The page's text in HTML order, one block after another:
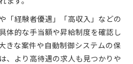
「経験者優遇」「高収入」などの
体的な手当額や昇給制度を確認し
きな案件や自動制御システムの保
、より高待遇の求人も見つかりや